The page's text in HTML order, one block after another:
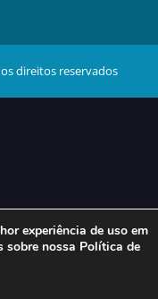
direitos reservados
experiência de uso em
sobre nossa Política de